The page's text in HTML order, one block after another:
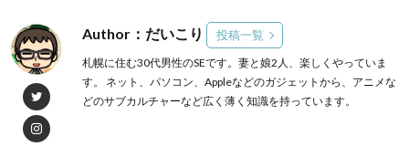
Author：だいこり 投稿一覧
札幌に住む30代男性のSEです。妻と娘2人、楽しくやっていま
す。 ネット、パソコン、Appleなどのガジェットから、アニメな
どのサブカルチャーなど広く薄く知識を持っています。